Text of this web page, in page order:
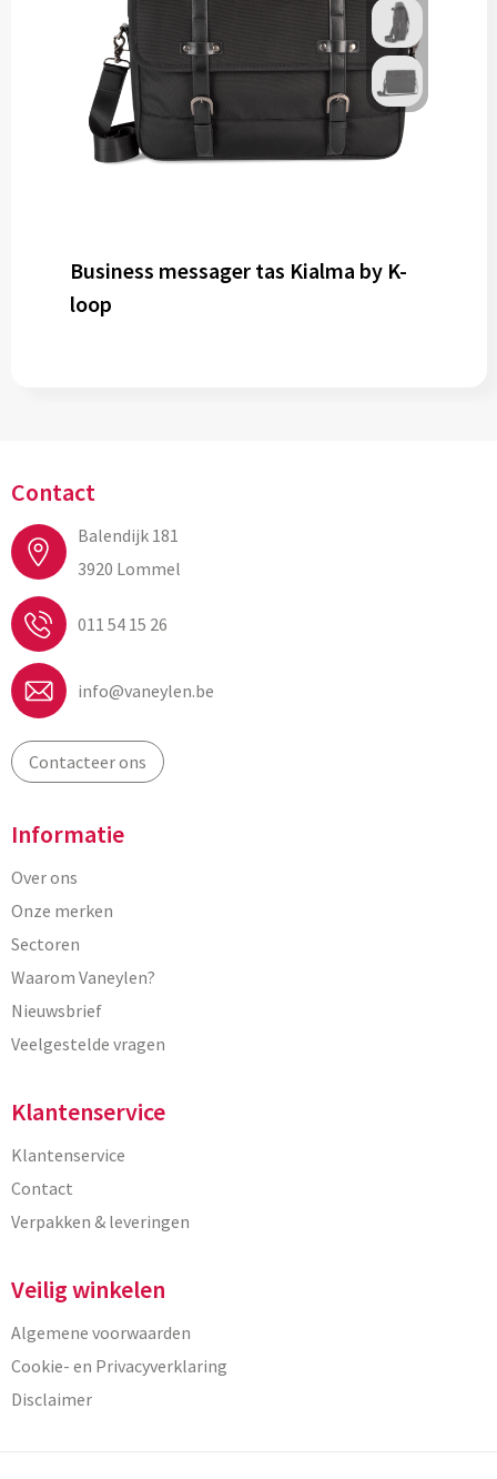
Business messager tas Kialma by K-
loop
Contact
Balendijk 181
3920 Lommel
011 54 15 26
info@vaneylen.be
Contacteer ons
Informatie
Over ons
Onze merken
Sectoren
Waarom Vaneylen?
Nieuwsbrief
Veelgestelde vragen
Klantenservice
Klantenservice
Contact
Verpakken & leveringen
Veilig winkelen
Algemene voorwaarden
Cookie- en Privacyverklaring
Disclaimer